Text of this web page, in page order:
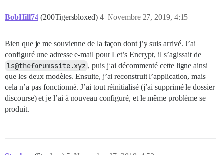
BobHill74 (200Tigersbloxed) Novembre 27, 2019, 4:15
4
Bien que je me souvienne de la façon dont j’y suis arrivé. J’ai
configuré une adresse e-mail pour Let’s Encrypt, il s’agissait de
ls@theforumssite.xyz , puis j’ai décommenté cette ligne ainsi
que les deux modèles. Ensuite, j’ai reconstruit l’application, mais
cela n’a pas fonctionné. J’ai tout réinitialisé (j’ai supprimé le dossier
discourse) et je l’ai à nouveau configuré, et le même problème se
produit.